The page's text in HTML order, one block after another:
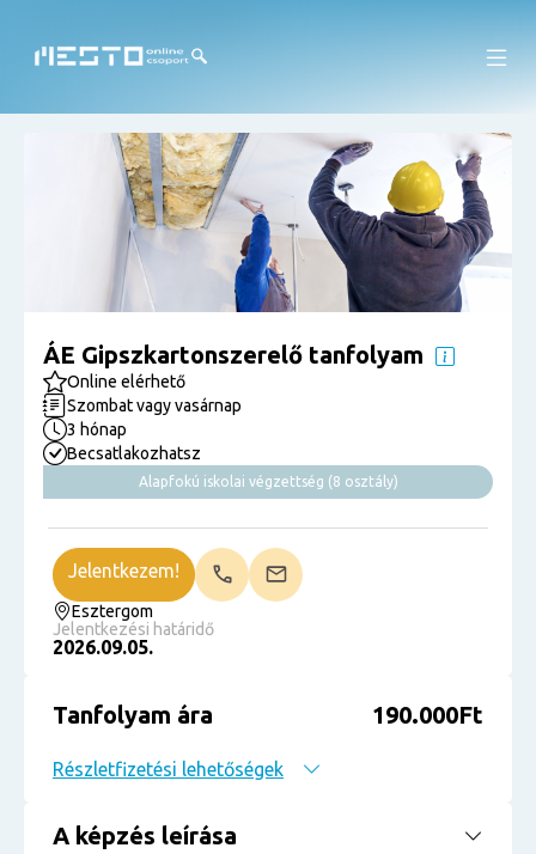
ÁE Gipszkartonszerelő tanfolyam
Online elérhető
Szombat vagy vasárnap
3 hónap
Becsatlakozhatsz
Alapfokú iskolai végzettség (8 osztály)
Esztergom
Jelentkezési határidő
2026.09.05.
Jelentkezem!
Tanfolyam ára 190.000Ft
Részletfizetési lehetőségek
A képzés leírása